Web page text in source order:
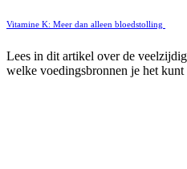
Vitamine K: Meer dan alleen bloedstolling
Lees in dit artikel over de
welke voedingsbronnen je het kunt